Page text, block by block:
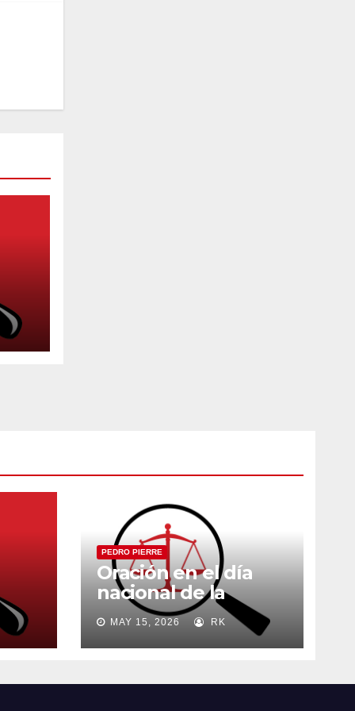
PEDRO PIERRE
Oración en el día
nacional de la
madre
MAY 15, 2026 RK